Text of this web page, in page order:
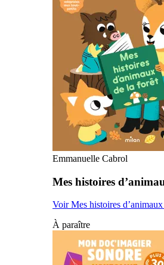
Emmanuelle Cabrol
Mes histoires
Voir Mes histoires
À paraître